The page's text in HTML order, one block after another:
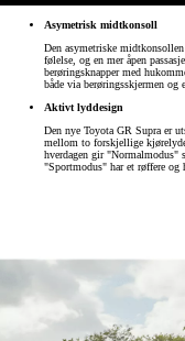
Asymetrisk midtkonsoll
Den asymetriske
følelse, og en mer åpen
berøringsknapper med
både via berøringsskjermen og
Aktivt lyddesign
Den nye Toyota GR Supra er
mellom to forskjellige
hverdagen gir "Normalmodus"
"Sportmodus" har et røffere og